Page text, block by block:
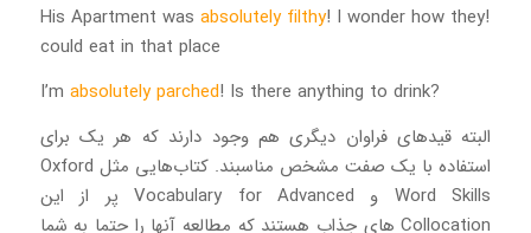
!His Apartment was
absolutely filthy! I wonder how they
could eat in that place
?I’m
absolutely parched! Is there anything to drink
البته قیدهای فراوان دیگری هم وجود دارند که هر یک برای
استفاده با یک صفت مشخص مناسبند. کتاب‌هایی مثل Oxford
Word Skills و Vocabulary for Advanced پر از این
Collocation های جذاب هستند که مطالعه آنها را حتما به شما